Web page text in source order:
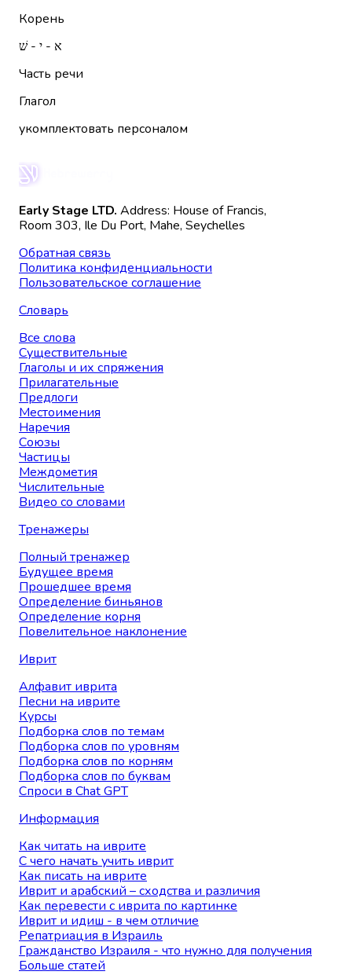
Корень
א - י - שׁ
Часть речи
Глагол
укомплектовать персоналом
Early Stage LTD. Address: House of Francis,
Room 303, Ile Du Port, Mahe, Seychelles
Обратная связь
Политика конфиденциальности
Пользовательское соглашение
Словарь
Все слова
Существительные
Глаголы и их спряжения
Прилагательные
Предлоги
Местоимения
Наречия
Союзы
Частицы
Междометия
Числительные
Видео со словами
Тренажеры
Полный тренажер
Будущее время
Прошедшее время
Определение биньянов
Определение корня
Повелительное наклонение
Иврит
Алфавит иврита
Песни на иврите
Курсы
Подборка слов по темам
Подборка слов по уровням
Подборка слов по корням
Подборка слов по буквам
Спроси в Chat GPT
Информация
Как читать на иврите
С чего начать учить иврит
Как писать на иврите
Иврит и арабский – сходства и различия
Как перевести с иврита по картинке
Иврит и идиш - в чем отличие
Репатриация в Израиль
Гражданство Израиля - что нужно для получения
Больше статей